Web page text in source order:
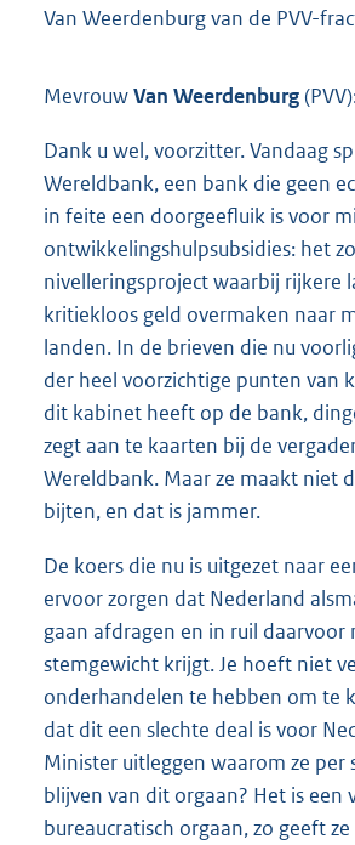
Van Weerdenburg van de PVV-
MevrouwVan Weerdenburg
Dank u wel, voorzitter. Vandaag
Wereldbank, een bank die geen
in feite een doorgeefluik is voor
ontwikkelingshulpsubsidies: het
nivelleringsproject waarbij rijkere
kritiekloos geld overmaken naar
landen. In de brieven die nu
der heel voorzichtige punten van
dit kabinet heeft op de bank,
zegt aan te kaarten bij de
Wereldbank. Maar ze maakt niet
bijten, en dat is jammer.
De koers die nu is uitgezet naar
ervoor zorgen dat Nederland
gaan afdragen en in ruil daarvoor
stemgewicht krijgt. Je hoeft niet
onderhandelen te hebben om te
dat dit een slechte deal is voor
Minister uitleggen waarom ze per
blijven van dit orgaan? Het is een
bureaucratisch orgaan, zo geeft